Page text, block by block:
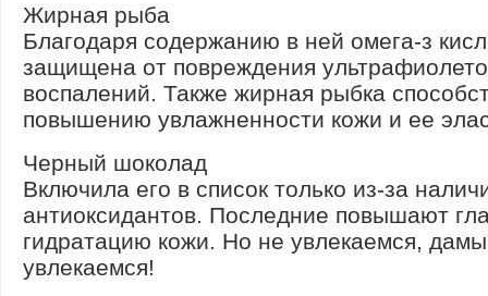
Жирная рыба
Благодаря содержанию в ней омега-з
защищена от повреждения
воспалений. Также жирная рыбка
повышению увлажненности кожи и ее
Черный шоколад
Включила его в список только из-за
антиоксидантов. Последние повышают
гидратацию кожи. Но не увлекаемся,
увлекаемся!